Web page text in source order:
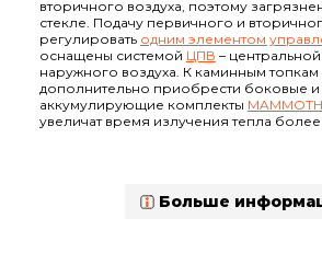
вторичного воздуха, поэтому
стекле. Подачу первичного и
регулировать одним элементом
оснащены системой ЦПВ –
наружного воздуха. К каминным
дополнительно приобрести боковые и
аккумулирующие комплекты MAMMOTH
увеличат время излучения тепла более
Больше